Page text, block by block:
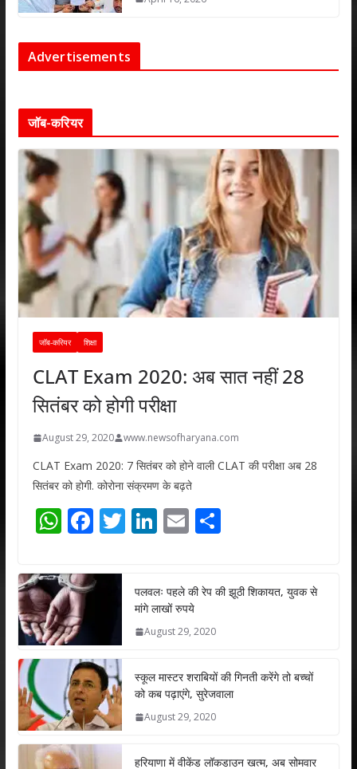
Advertisements
जॉब-करियर
जॉब-करियर शिक्षा
CLAT Exam 2020: अब सात नहीं 28
सितंबर को होगी परीक्षा
August 29, 2020 www.newsofharyana.com
CLAT Exam 2020: 7 सितंबर को होने वाली CLAT की परीक्षा अब 28
सितंबर को होगी. कोरोना संक्रमण के बढ़ते
W
at
s
A
p
p
F
e
b
o
k
T
er
Li
e
dI
n
E
l
S
e
पलवलः पहले की रेप की झूठी शिकायत, युवक से
मांगे लाखों रुपये
August 29, 2020
स्कूल मास्टर शराबियों की गिनती करेंगे तो बच्चों
को कब पढ़ाएंगे, सुरेजवाला
August 29, 2020
हरियाणा में वीकेंड लॉकडाउन खत्म, अब सोमवार